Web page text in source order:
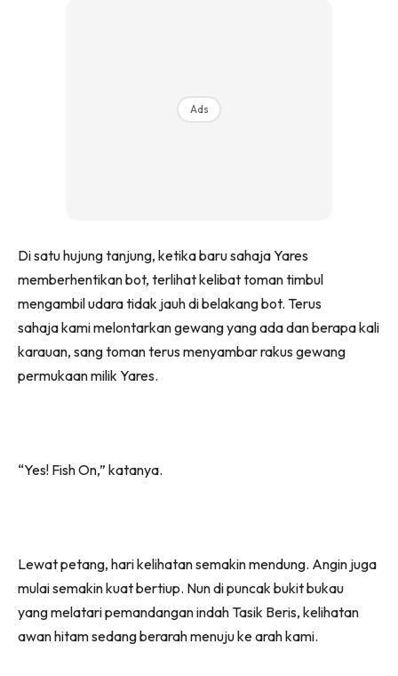
Ads
Di satu hujung tanjung, ketika baru sahaja Yares
memberhentikan bot, terlihat kelibat toman timbul
mengambil udara tidak jauh di belakang bot. Terus
sahaja kami melontarkan gewang yang ada dan berapa kali
karauan, sang toman terus menyambar rakus gewang
permukaan milik Yares.
“Yes! Fish On,” katanya.
Lewat petang, hari kelihatan semakin mendung. Angin juga
mulai semakin kuat bertiup. Nun di puncak bukit bukau
yang melatari pemandangan indah Tasik Beris, kelihatan
awan hitam sedang berarah menuju ke arah kami.